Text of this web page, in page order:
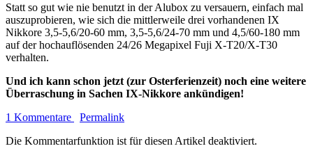
Statt so gut wie nie benutzt in der Alubox zu versauern, einfach mal
auszuprobieren, wie sich die mittlerweile drei vorhandenen IX
Nikkore 3,5-5,6/20-60 mm, 3,5-5,6/24-70 mm und 4,5/60-180 mm
auf der hochauflösenden 24/26 Megapixel Fuji X-T20/X-T30
verhalten.
Und ich kann schon jetzt (zur Osterferienzeit) noch eine weitere
Überraschung in Sachen IX-Nikkore ankündigen!
1 Kommentare
Permalink
Die Kommentarfunktion ist für diesen Artikel deaktiviert.